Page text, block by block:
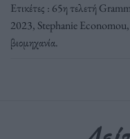
Ετικέτες : 65η τελετή
2023, Stephanie Economou,
βιομηχανία.